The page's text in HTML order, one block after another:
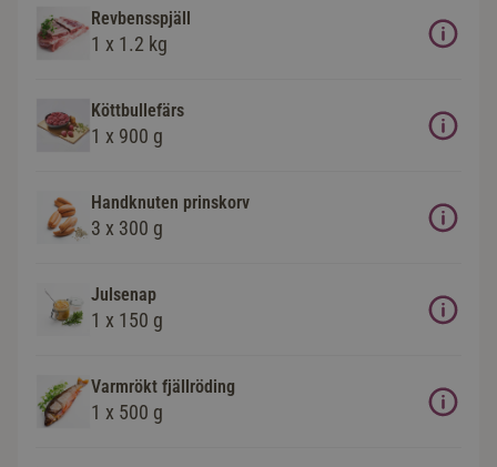
Revbensspjäll
1 x 1.2 kg
Köttbullefärs
1 x 900 g
Handknuten prinskorv
3 x 300 g
Julsenap
1 x 150 g
Varmrökt fjällröding
1 x 500 g